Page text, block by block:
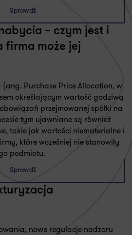
Sprawdź
– czym jest i
firma może jej
Purchase Price Allocation, w
określającym wartość godziwą
przejmowanej spółki na
tym ujawniane są również
takie jak wartości niematerialne i
które wcześniej nie stanowiły
podmiotu.
Sprawdź
nowe regulacje nadzoru